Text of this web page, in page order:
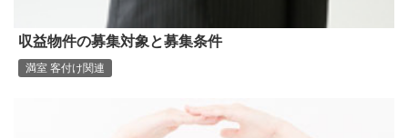
収益物件の募集対象と募集条件
満室 客付け関連